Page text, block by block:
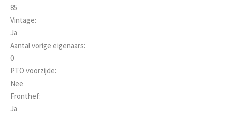
85
Vintage:
Ja
Aantal vorige eigenaars:
0
PTO voorzijde:
Nee
Fronthef:
Ja